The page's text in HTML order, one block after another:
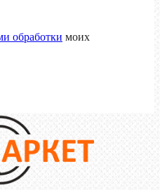
обработки моих